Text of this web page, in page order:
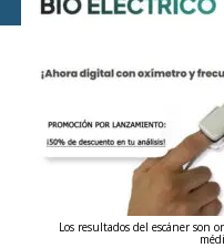
Los resultados del escáner